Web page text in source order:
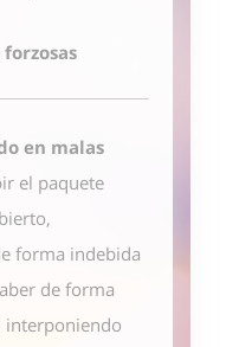
en malas
el paquete
forma indebida
de forma
interponiendo